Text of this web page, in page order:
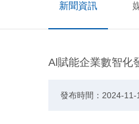
新聞資訊
Al賦能企業數智化
發布時間：2024-11-